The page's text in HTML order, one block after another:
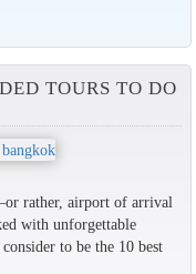
TOURS TO DO
rather, airport of arrival
with unforgettable
to be the 10 best